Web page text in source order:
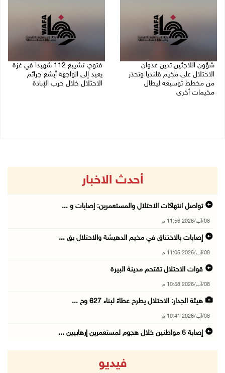
شؤون اللاجئين تدين عدوان
الاحتلال على مخيم قلنديا وتحذر
من مخطط توسيعه ليطال
مخيمات أخرى
فتوح: تشييع 112 شهيدا في غزة
يعيد إلى الواجهة أبشع جرائم
الاحتلال خلال حرب الإبادة
أحدث الاخبار
تواصل انتهاكات الاحتلال والمستعمرين: إصابات و ...
08/آب/2026 11:56 م
إصابات بالاختناق في مخيم الدهيشة والاحتلال يق ...
08/آب/2026 11:05 م
قوات الاحتلال تقتحم مدينة البيرة
08/آب/2026 10:58 م
هيئة الجدار: الاحتلال يطرح عطاءً لبناء 627 وح ...
08/آب/2026 10:41 م
إصابة 6 مواطنين خلال هجوم لمستعمرين إرهابيين ...
الاحتلال يحتجز مواطنين من طمون ومخيم الفارعة
فيديو